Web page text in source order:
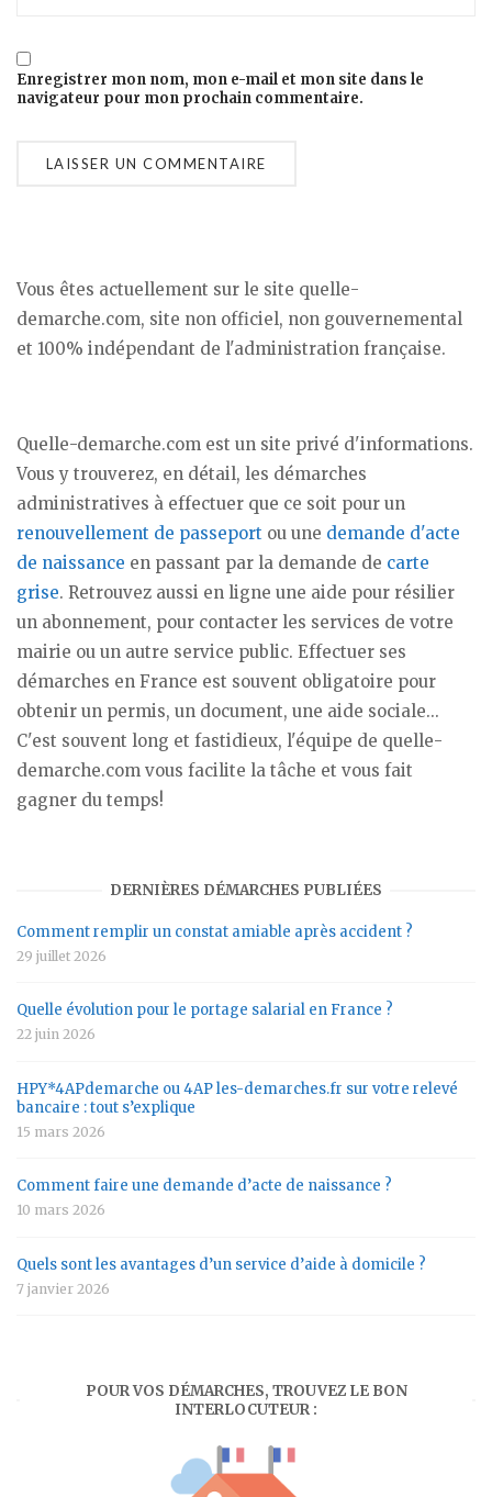
Enregistrer mon nom, mon e-mail et mon site dans le
navigateur pour mon prochain commentaire.
Vous êtes actuellement sur le site quelle-
demarche.com, site non officiel, non gouvernemental
et 100% indépendant de l'administration française.
Quelle-demarche.com est un site privé d'informations.
Vous y trouverez, en détail, les démarches
administratives à effectuer que ce soit pour un
renouvellement de passeport ou une demande d'acte
de naissance en passant par la demande de carte
grise. Retrouvez aussi en ligne une aide pour résilier
un abonnement, pour contacter les services de votre
mairie ou un autre service public. Effectuer ses
démarches en France est souvent obligatoire pour
obtenir un permis, un document, une aide sociale...
C'est souvent long et fastidieux, l'équipe de quelle-
demarche.com vous facilite la tâche et vous fait
gagner du temps!
DERNIÈRES DÉMARCHES PUBLIÉES
Comment remplir un constat amiable après accident ?
29 juillet 2026
Quelle évolution pour le portage salarial en France ?
22 juin 2026
HPY*4APdemarche ou 4AP les-demarches.fr sur votre relevé
bancaire : tout s’explique
15 mars 2026
Comment faire une demande d’acte de naissance ?
10 mars 2026
Quels sont les avantages d’un service d’aide à domicile ?
7 janvier 2026
POUR VOS DÉMARCHES, TROUVEZ LE BON
INTERLOCUTEUR :